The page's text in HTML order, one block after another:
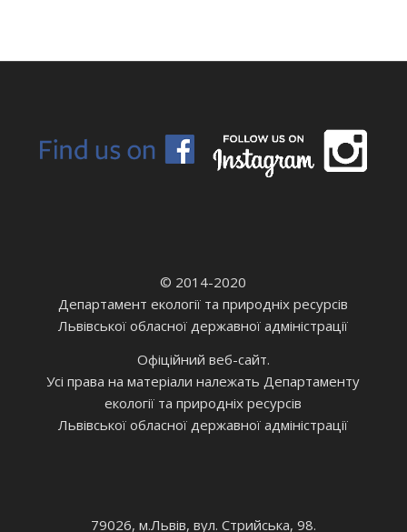
© 2014-2020
Департамент екології та природніх ресурсів
Львівської обласної державної адміністрації
Офіційний веб-сайт.
Усі права на матеріали належать Департаменту
екології та природніх ресурсів
Львівської обласної державної адміністрації
79026, м.Львів, вул. Стрийська, 98.